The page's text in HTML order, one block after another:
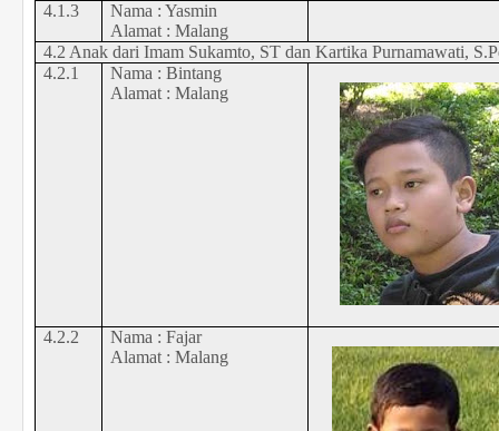
4.1.3 Nama :Yasmin
Alamat : Malang
4.2 Anak dari Imam Sukamto, ST dan Kartika Purnamawati,
4.2.1
Nama : Bintang
Alamat : Malang
4.2.2
Nama : Fajar
Alamat : Malang